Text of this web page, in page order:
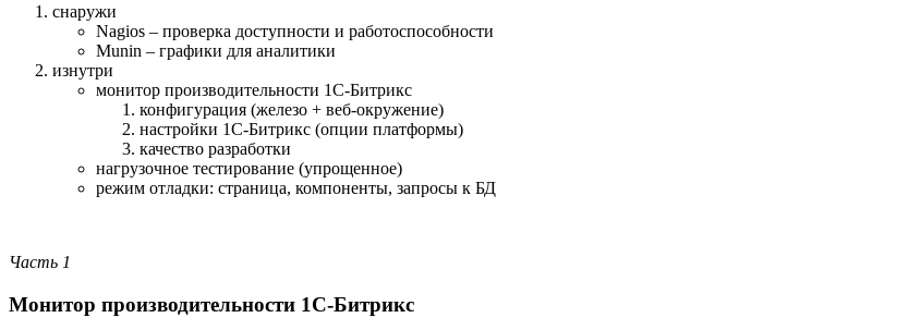
снаружи
Nagios – проверка доступности и работоспособности
Munin – графики для аналитики
изнутри
монитор производительности 1С-Битрикс
конфигурация (железо + веб-окружение)
настройки 1С-Битрикс (опции платформы)
качество разработки
нагрузочное тестирование (упрощенное)
режим отладки: страница, компоненты, запросы к БД
Часть 1
Монитор производительности 1С-Битрикс